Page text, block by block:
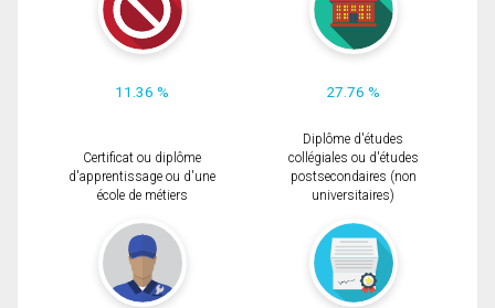
11.36 % 27.76 %
Certificat ou diplôme
d'apprentissage ou d'une
école de métiers
Diplôme d'études
collégiales ou d'études
postsecondaires (non
universitaires)